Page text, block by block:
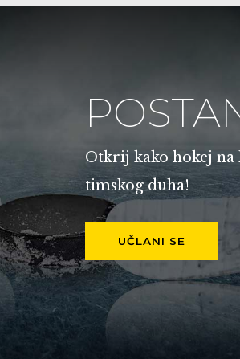
Otkrij kako hokej
timskog duha!
UČLANI SE